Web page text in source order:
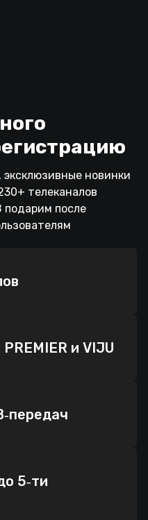
новинки
телеканалов
подарим после
и VIJU
5‑ти